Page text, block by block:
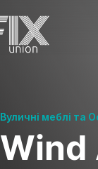
Вуличні меблі та
Wind